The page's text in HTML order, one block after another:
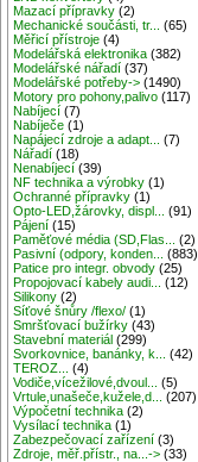
Mazací přípravky (2)
Mechanické součásti, tr...
(65)
Měřicí přístroje (4)
Modelářská elektronika (382)
Modelářské nářadí (37)
Modelářské potřeby-> (1490)
Motory pro pohony,palivo (117)
Nabíjecí (7)
Nabíječe (1)
Napájecí zdroje a adapt...
(7)
Nářadí (18)
Nenabíjecí (39)
NF technika a výrobky (1)
Ochranné přípravky (1)
Opto-LED,žárovky, displ...
(91)
Pájení (15)
Paměťové média (SD,Flas...
(2)
Pasivní (odpory, konden...
(883)
Patice pro integr. obvody (25)
Propojovací kabely audi...
(12)
Silikony (2)
Síťové šnůry /flexo/ (1)
Smršťovací bužírky (43)
Stavební materiál (299)
Svorkovnice, banánky, k...
(42)
TEROZ...
(4)
Vodiče,vícežilové,dvoul...
(5)
Vrtule,unašeče,kužele,d...
(207)
Výpočetní technika (2)
Vysílací technika (1)
Zabezpečovací zařízení (3)
Zdroje, měř.přístr., na...-> (33)